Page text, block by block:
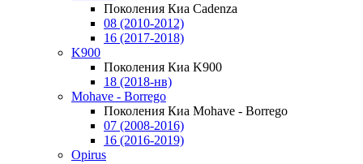
Поколения Киа Cadenza
08 (2010-2012)
16 (2017-2018)
K900
Поколения Киа K900
18 (2018-нв)
Mohave - Borrego
Поколения Киа Mohave - Borrego
07 (2008-2016)
16 (2016-2019)
Opirus